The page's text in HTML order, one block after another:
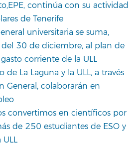
continúa con su actividad
de Tenerife
universitaria se suma,
30 de diciembre, al plan de
corriente de la ULL
de La Laguna y la ULL, a través
General, colaborarán en
convertimos en científicos por
de 250 estudiantes de ESO y
ULL